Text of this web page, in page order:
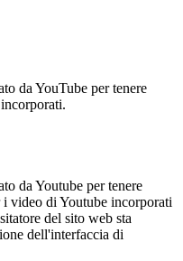
da YouTube per tenere
da Youtube per tenere
i video di Youtube incorporati
del sito web sta
dell'interfaccia di